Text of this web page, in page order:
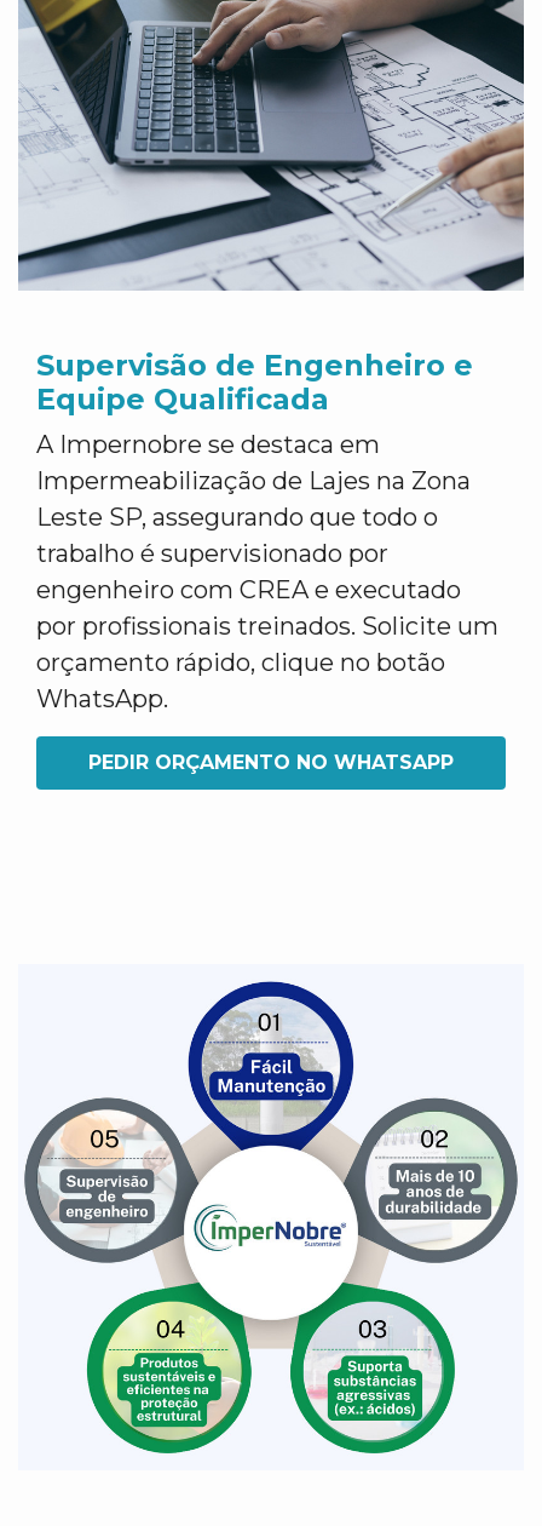
Supervisão de Engenheiro e
Equipe Qualificada
A Impernobre se destaca em
Impermeabilização de Lajes na Zona
Leste SP, assegurando que todo o
trabalho é supervisionado por
engenheiro com CREA e executado
por profissionais treinados. Solicite um
orçamento rápido, clique no botão
WhatsApp.
PEDIR ORÇAMENTO NO WHATSAPP